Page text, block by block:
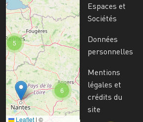
6
5
Leaflet | ©
Espaces et
Sociétés
Données
personnelles
Mentions
légales et
crédits du
site